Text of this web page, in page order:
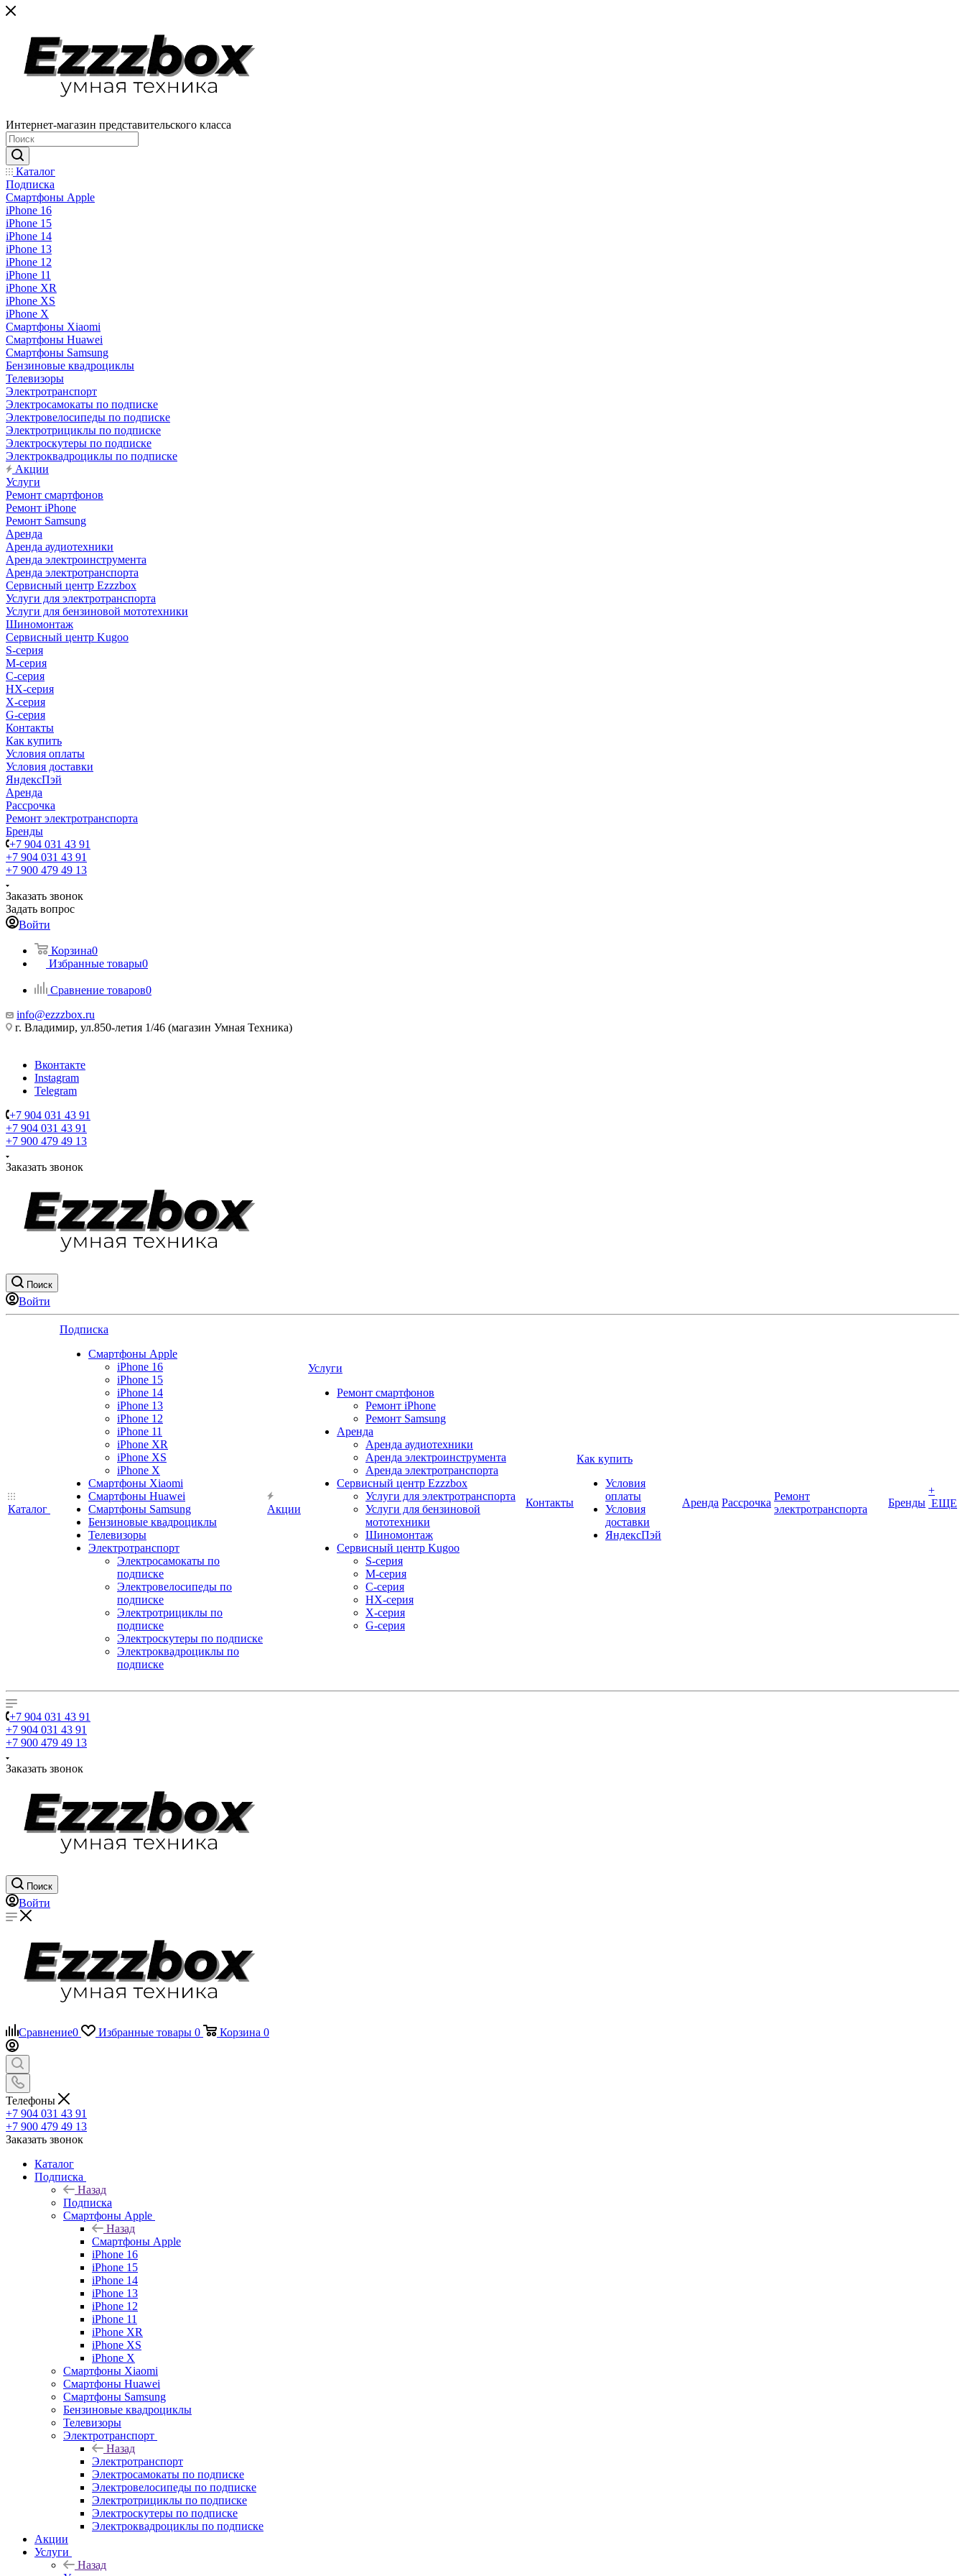
Интернет-магазин представительского класса
Каталог
Подписка
Смартфоны Apple
iPhone 16
iPhone 15
iPhone 14
iPhone 13
iPhone 12
iPhone 11
iPhone XR
iPhone XS
iPhone X
Смартфоны Xiaomi
Смартфоны Huawei
Смартфоны Samsung
Бензиновые квадроциклы
Телевизоры
Электротранспорт
Электросамокаты по подписке
Электровелосипеды по подписке
Электротрициклы по подписке
Электроскутеры по подписке
Электроквадроциклы по подписке
Акции
Услуги
Ремонт смартфонов
Ремонт iPhone
Ремонт Samsung
Аренда
Аренда аудиотехники
Аренда электроинструмента
Аренда электротранспорта
Сервисный центр Ezzzbox
Услуги для электротранспорта
Услуги для бензиновой мототехники
Шиномонтаж
Сервисный центр Kugoo
S-cерия
M-серия
С-серия
HX-серия
X-серия
G-серия
Контакты
Как купить
Условия оплаты
Условия доставки
ЯндексПэй
Аренда
Рассрочка
Ремонт электротранспорта
Бренды
+7 904 031 43 91
+7 904 031 43 91
+7 900 479 49 13
Заказать звонок
Задать вопрос
Войти
Корзина0
Избранные товары0
Сравнение товаров0
info@ezzzbox.ru
г. Владимир, ул.850-летия 1/46 (магазин Умная Техника)
Вконтакте
Instagram
Telegram
+7 904 031 43 91
+7 904 031 43 91
+7 900 479 49 13
Заказать звонок
Поиск
Войти
Каталог
Подписка
Смартфоны Apple
iPhone 16
iPhone 15
iPhone 14
iPhone 13
iPhone 12
iPhone 11
iPhone XR
iPhone XS
iPhone X
Смартфоны Xiaomi
Смартфоны Huawei
Смартфоны Samsung
Бензиновые квадроциклы
Телевизоры
Электротранспорт
Электросамокаты по
подписке
Электровелосипеды по
подписке
Электротрициклы по
подписке
Электроскутеры по подписке
Электроквадроциклы по
подписке
Акции
Услуги
Ремонт смартфонов
Ремонт iPhone
Ремонт Samsung
Аренда
Аренда аудиотехники
Аренда электроинструмента
Аренда электротранспорта
Сервисный центр Ezzzbox
Услуги для электротранспорта
Услуги для бензиновой
мототехники
Шиномонтаж
Сервисный центр Kugoo
S-cерия
M-серия
С-серия
HX-серия
X-серия
G-серия
Контакты
Как купить
Условия
оплаты
Условия
доставки
ЯндексПэй
Аренда Рассрочка
Ремонт
электротранспорта
Бренды
+
ЕЩЕ
+7 904 031 43 91
+7 904 031 43 91
+7 900 479 49 13
Заказать звонок
Поиск
Войти
Сравнение0 Избранные товары 0 Корзина 0
Телефоны
+7 904 031 43 91
+7 900 479 49 13
Заказать звонок
Каталог
Подписка
Назад
Подписка
Смартфоны Apple
Назад
Смартфоны Apple
iPhone 16
iPhone 15
iPhone 14
iPhone 13
iPhone 12
iPhone 11
iPhone XR
iPhone XS
iPhone X
Смартфоны Xiaomi
Смартфоны Huawei
Смартфоны Samsung
Бензиновые квадроциклы
Телевизоры
Электротранспорт
Назад
Электротранспорт
Электросамокаты по подписке
Электровелосипеды по подписке
Электротрициклы по подписке
Электроскутеры по подписке
Электроквадроциклы по подписке
Акции
Услуги
Назад